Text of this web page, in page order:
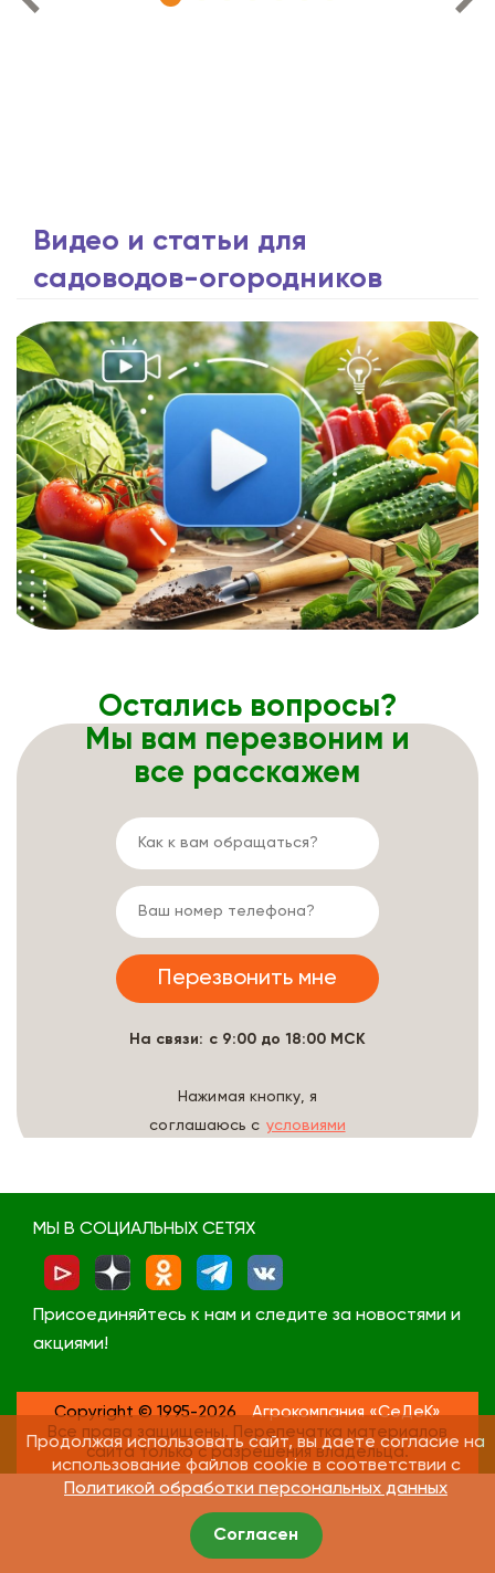
Видео и статьи для
садоводов-огородников
Остались вопросы?
Мы вам перезвоним и
все расскажем
На связи: с 9:00 до 18:00 МСК
Нажимая кнопку, я
соглашаюсь с условиями
МЫ В СОЦИАЛЬНЫХ СЕТЯХ
Присоединяйтесь к нам и следите за новостями и
акциями!
Copyright © 1995-2026
Агрокомпания «СеДеК»
Все права защищены. Перепечатка материалов
сайта только с разрешения владельца.
Продолжая использовать сайт, вы даете согласие на
использование файлов cookie в соответствии с
Политикой обработки персональных данных
Согласен